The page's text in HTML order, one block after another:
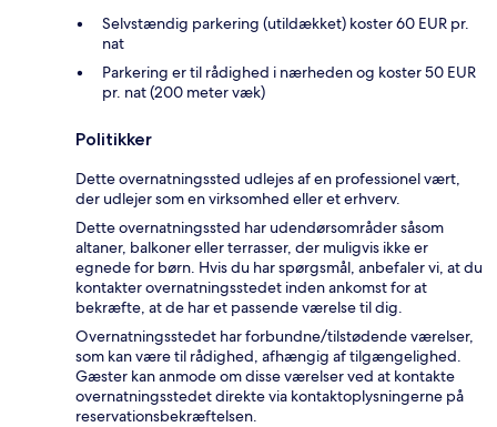
Selvstændig parkering (utildækket) koster 60 EUR pr.
nat
Parkering er til rådighed i nærheden og koster 50 EUR
pr. nat (200 meter væk)
Politikker
Dette overnatningssted udlejes af en professionel vært,
der udlejer som en virksomhed eller et erhverv.
Dette overnatningssted har udendørsområder såsom
altaner, balkoner eller terrasser, der muligvis ikke er
egnede for børn. Hvis du har spørgsmål, anbefaler vi, at du
kontakter overnatningsstedet inden ankomst for at
bekræfte, at de har et passende værelse til dig.
Overnatningsstedet har forbundne/tilstødende værelser,
som kan være til rådighed, afhængig af tilgængelighed.
Gæster kan anmode om disse værelser ved at kontakte
overnatningsstedet direkte via kontaktoplysningerne på
reservationsbekræftelsen.